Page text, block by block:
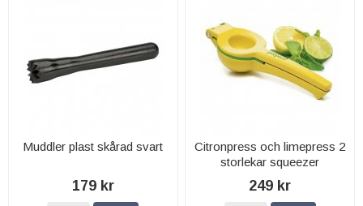
Muddler plast skårad svart
179 kr
Citronpress och limepress 2
storlekar squeezer
249 kr